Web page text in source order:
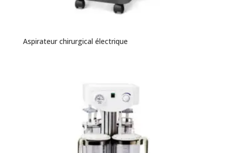
Aspirateur chirurgical électrique